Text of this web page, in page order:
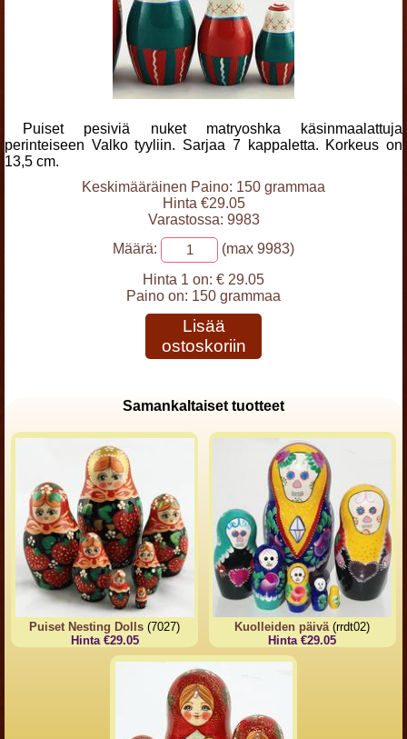
Puiset pesiviä nuket matryoshka käsinmaalattuja
perinteiseen Valko tyyliin. Sarjaa 7 kappaletta. Korkeus on
13,5 cm.
Keskimääräinen Paino: 150 grammaa
Hinta €29.05
Varastossa: 9983
Määrä:
(max 9983)
Hinta 1 on: € 29.05
Paino on: 150 grammaa
Lisää
ostoskoriin
Samankaltaiset tuotteet
Puiset Nesting Dolls (7027)
Hinta €29.05
Kuolleiden päivä(rrdt02)
Hinta €29.05